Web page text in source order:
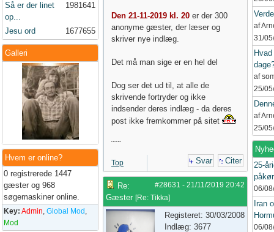
Så er der linet
op...
1981641
Jesu ord 1677655
Galleri
Hvem er online?
0 registrerede 1447
gæster og 968
søgemaskiner online.
Key: Admin, Global Mod ,
Mod
Den 21-11-2019 kl. 20 er der 300
anonyme gæster, der læser og
skriver nye indlæg.
Det må man sige er en hel del
Dog ser det ud til, at alle de
skrivende fortryder og ikke
indsender deres indlæg - da deres
post ikke fremkommer på sitet
¨¨¨¨
Top Svar Citer
#28631 - 21/11/2019 20:42
Re:
Gæster [Re: Tikka]
Registeret: 30/03/2008
Indlæg: 3677
af
31/
af
25/
af
25/
25-
06/
Iran
06/